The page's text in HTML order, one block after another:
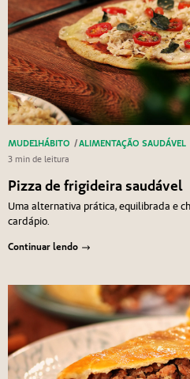
MUDE1HÁBITO /ALIMENTAÇÃO SAUDÁVEL
3 min de leitura
Pizza de frigideira saudável
Uma alternativa prática, equilibrada e
cardápio.
Continuar lendo